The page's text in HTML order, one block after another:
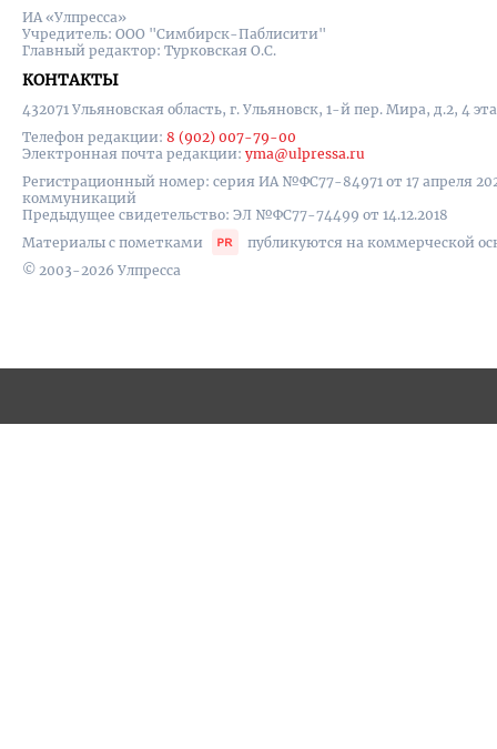
ИА «Улпресса»
Учредитель: ООО "Симбирск-Паблисити"
Главный редактор: Турковская О.С.
КОНТАКТЫ
432071 Ульяновская область, г. Ульяновск, 1-й пер. Мира, д.2, 4
Телефон редакции: 8 (902) 007-79-00
Электронная почта редакции: yma@ulpressa.ru
Регистрационный номер: серия ИА №ФС77-84971 от 17 апреля
коммуникаций
Предыдущее свидетельство: ЭЛ №ФС77-74499 от 14.12.2018
Материалы с пометками
публикуются на коммерческой
© 2003-2026 Улпресса